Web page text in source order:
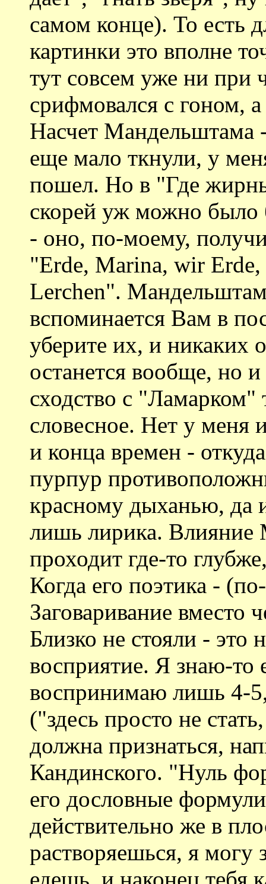
самом конце). То есть
картинки это вполне
тут совсем уже ни при
срифмовался с гоном,
Насчет Мандельштама
еще мало ткнули, у
пошел. Но в "Где
скорей уж можно было
- оно, по-моему,
"Erde, Marina, wir
Lerchen".
вспоминается Вам в
уберите их, и никаких
останется вообще, но
сходство с "Ламарком"
словесное. Нет у меня
и конца времен -
пурпур
красному дыханью, да
лишь лирика.
проходит где-то
Когда его поэтика -
Заговаривание вместо
Близко не стояли -
восприятие. Я знаю-то
воспринимаю лишь 4-
("здесь просто не
должна признаться,
Кандинского. "Нуль
его дословные
действительно же в
растворяешься, я могу